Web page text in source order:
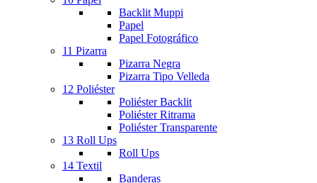
Backlit Muppi
Papel
Papel Fotográfico
11 Pizarra
Pizarra Negra
Pizarra Tipo Velleda
12 Poliéster
Poliéster Backlit
Poliéster Ritrama
Poliéster Transparente
13 Roll Ups
Roll Ups
14 Textil
Banderas